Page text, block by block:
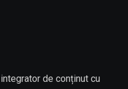
de conținut cu